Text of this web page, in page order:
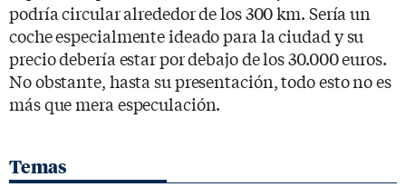
podría circular alrededor de los 300 km. Sería un
coche especialmente ideado para la ciudad y su
precio debería estar por debajo de los 30.000 euros.
No obstante, hasta su presentación, todo esto no es
más que mera especulación.
Temas